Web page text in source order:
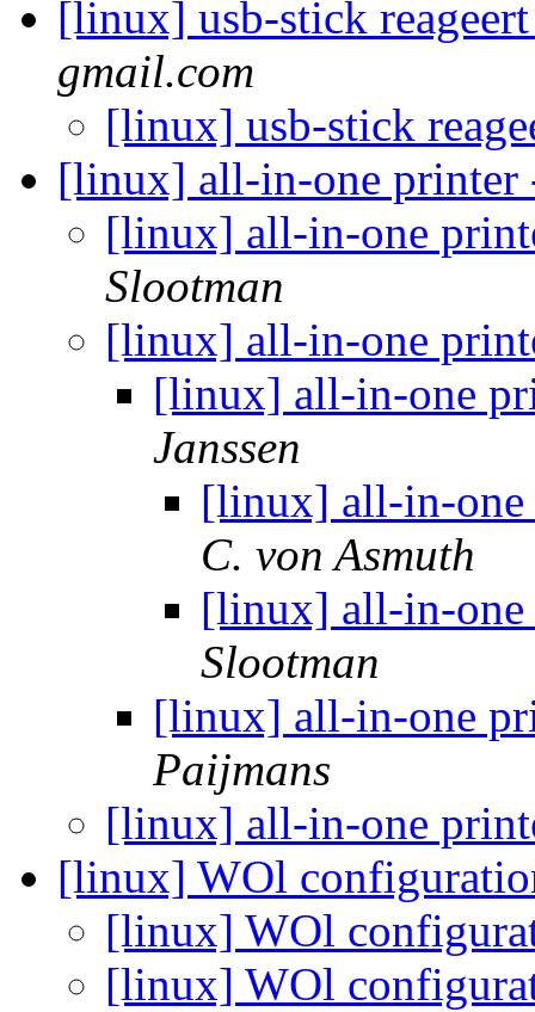
[linux] usb-stick
gmail.com
[linux] usb-stick
[linux] all-in-one printer
[linux] all-in-one
Slootman
[linux] all-in-one
[linux] all-in-one
Janssen
[linux] all-in-one
C. von Asmuth
[linux] all-in-one
Slootman
[linux] all-in-one
Paijmans
[linux] all-in-one
[linux] WOl
[linux] WOl
[linux] WOl